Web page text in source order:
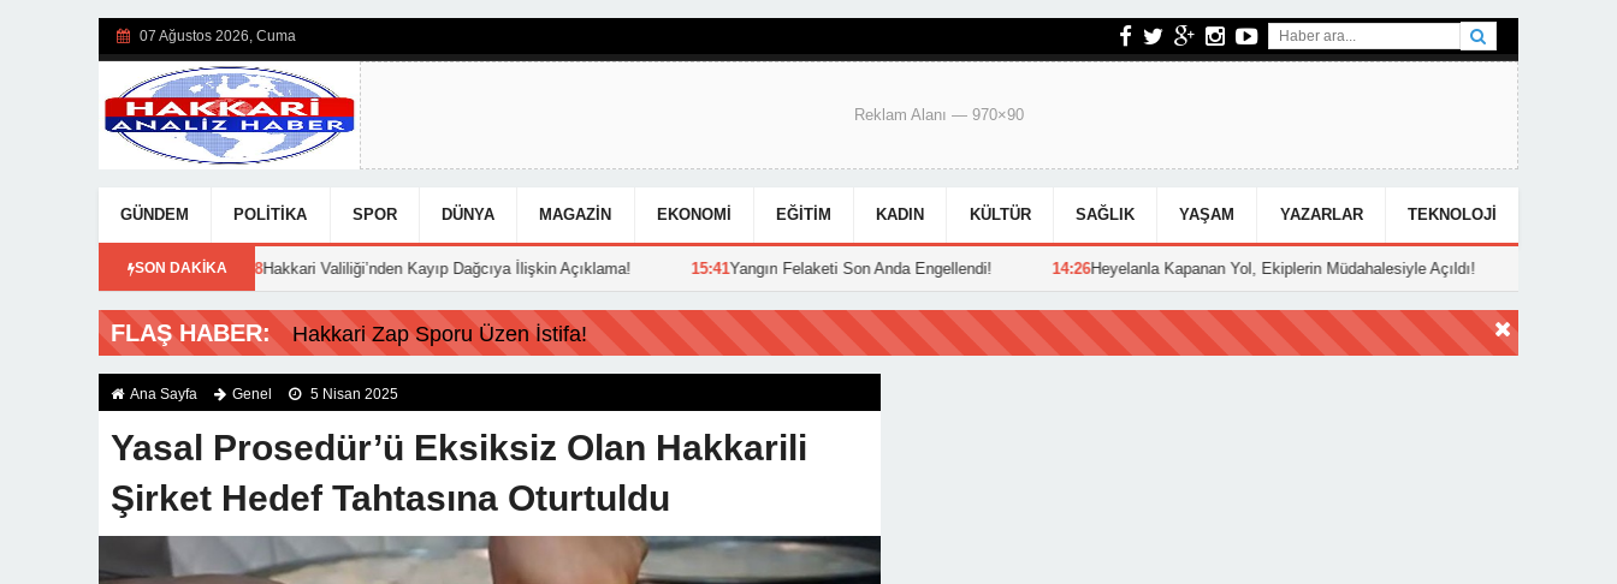
07 Ağustos 2026, Cuma
Reklam Alanı — 970×90
GÜNDEM POLITIKA SPOR DÜNYA MAGAZIN EKONOMI EĞITIM KADIN KÜLTÜR SAĞLIK YAŞAM YAZARLAR TEKNOLOJI
SON DAKİKA
Hakkari Valiliği’nden Kayıp Dağcıya İlişkin Açıklama! 15:41Yangın Felaketi Son Anda Engellendi! 14:26Heyelanla Kapanan Yol, Ekiplerin Müdahalesiyle Açıldı! 12:43Van-Hakkari Yolunda
FLAŞ HABER: Hakkari Zap Sporu Üzen İstifa!
Ana Sayfa Genel 5 Nisan 2025
Yasal Prosedür’ü Eksiksiz Olan Hakkarili Şirket Hedef
Tahtasına Oturtuldu